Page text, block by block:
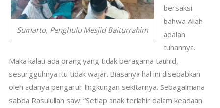
Sumarto, Penghulu Mesjid Baiturrahim
bersaksi
bahwa Allah
adalah
tuhannya.
Maka kalau ada orang yang tidak beragama tauhid,
sesungguhnya itu tidak wajar. Biasanya hal ini disebabkan
oleh adanya pengaruh lingkungan sekitarnya. Sebagaimana
sabda Rasulullah saw: “Setiap anak terlahir dalam keadaan